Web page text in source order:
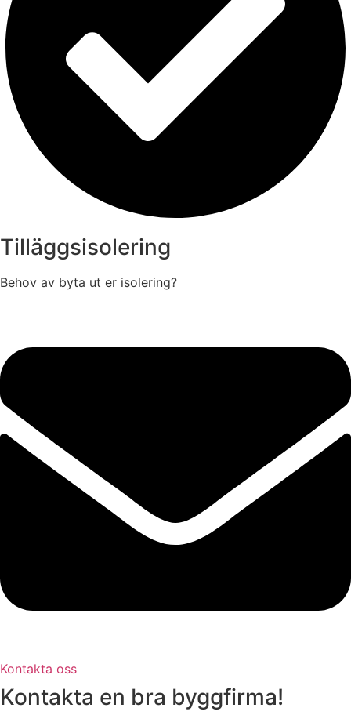
Tilläggsisolering
Behov av byta ut er isolering?
Kontakta oss
Kontakta en bra byggfirma!